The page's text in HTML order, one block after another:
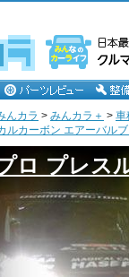
んカラ > みんカラ＋ > 車
ルカーボン エアーバル
ロ プレス